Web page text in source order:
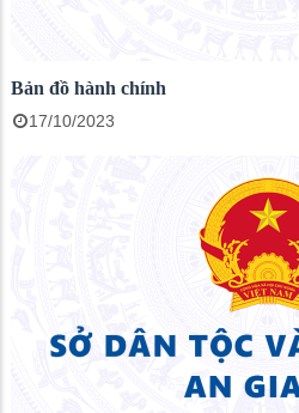
Bản đồ hành chính
17/10/2023